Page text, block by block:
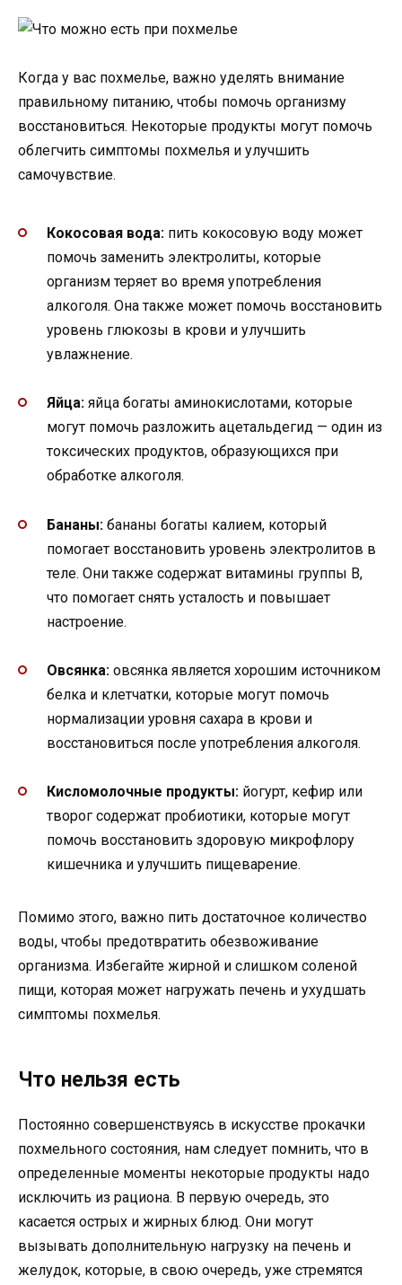
Когда у вас похмелье, важно уделять внимание
правильному питанию, чтобы помочь организму
восстановиться. Некоторые продукты могут помочь
облегчить симптомы похмелья и улучшить
самочувствие.
Кокосовая вода: пить кокосовую воду может
помочь заменить электролиты, которые
организм теряет во время употребления
алкоголя. Она также может помочь восстановить
уровень глюкозы в крови и улучшить
увлажнение.
Яйца: яйца богаты аминокислотами, которые
могут помочь разложить ацетальдегид — один из
токсических продуктов, образующихся при
обработке алкоголя.
Бананы: бананы богаты калием, который
помогает восстановить уровень электролитов в
теле. Они также содержат витамины группы B,
что помогает снять усталость и повышает
настроение.
Овсянка: овсянка является хорошим источником
белка и клетчатки, которые могут помочь
нормализации уровня сахара в крови и
восстановиться после употребления алкоголя.
Кисломолочные продукты: йогурт, кефир или
творог содержат пробиотики, которые могут
помочь восстановить здоровую микрофлору
кишечника и улучшить пищеварение.
Помимо этого, важно пить достаточное количество
воды, чтобы предотвратить обезвоживание
организма. Избегайте жирной и слишком соленой
пищи, которая может нагружать печень и ухудшать
симптомы похмелья.
Что нельзя есть
Постоянно совершенствуясь в искусстве прокачки
похмельного состояния, нам следует помнить, что в
определенные моменты некоторые продукты надо
исключить из рациона. В первую очередь, это
касается острых и жирных блюд. Они могут
вызывать дополнительную нагрузку на печень и
желудок, которые, в свою очередь, уже стремятся